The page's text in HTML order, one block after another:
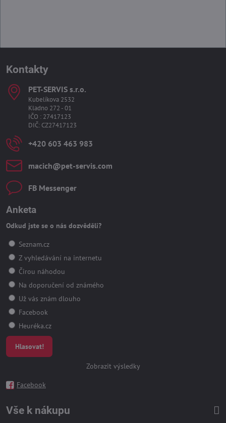
Kontakty
PET-SERVIS s​.r​.o​.
Kubelíkova 2532
Kladno 272 - 01
IČO : 27417123
DIČ: CZ27417123
+420 603 463 983
macich​@pet-servis​.com
FB Messenger
Anketa
Odkud jste se o nás dozvěděli?
Seznam.cz
Z vyhledávání na internetu
Čirou náhodou
Na doporučení od známého
Už vás znám dlouho
Facebook
Heuréka.cz
Hlasovat!
Zobrazit výsledky
Facebook
Vše k nákupu